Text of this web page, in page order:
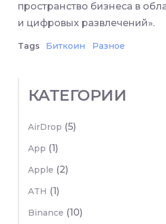
пространство бизнеса в
и цифровых развлечений».
Tags Биткоин Разное
КАТЕГОРИИ
AirDrop (5)
App (1)
Apple (2)
ATH (1)
Binance (10)